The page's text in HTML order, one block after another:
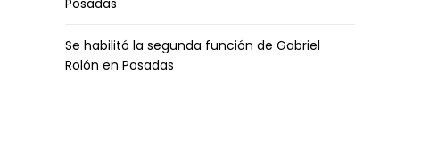
Se habilitó la segunda función de Gabriel
Rolón en Posadas